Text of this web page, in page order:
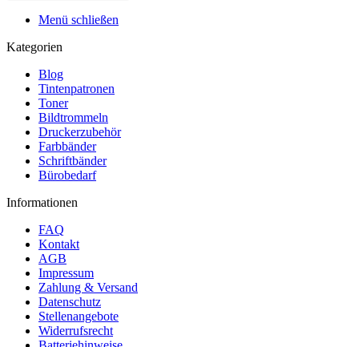
Menü schließen
Kategorien
Blog
Tintenpatronen
Toner
Bildtrommeln
Druckerzubehör
Farbbänder
Schriftbänder
Bürobedarf
Informationen
FAQ
Kontakt
AGB
Impressum
Zahlung & Versand
Datenschutz
Stellenangebote
Widerrufsrecht